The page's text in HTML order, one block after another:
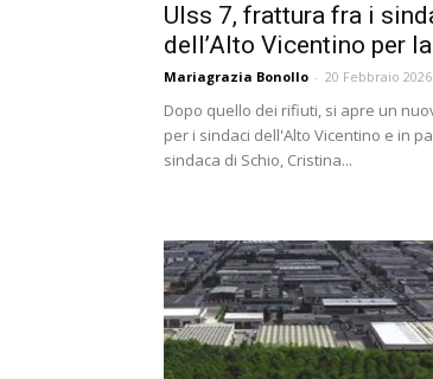
Ulss 7, frattura fra i
dell’Alto Vicentino per
Mariagrazia Bonollo - 20 Febbraio 2026
Dopo quello dei rifiuti, si apre un
per i sindaci dell'Alto Vicentino e in
sindaca di Schio, Cristina...